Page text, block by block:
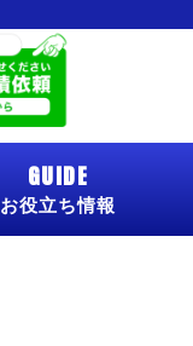
GUIDE
お役立ち情報